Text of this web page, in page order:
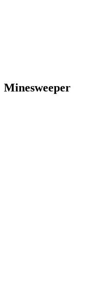
Minesweeper